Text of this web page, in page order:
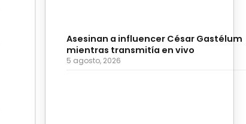
Asesinan a influencer César Gastélum
mientras transmitía en vivo
5 agosto, 2026